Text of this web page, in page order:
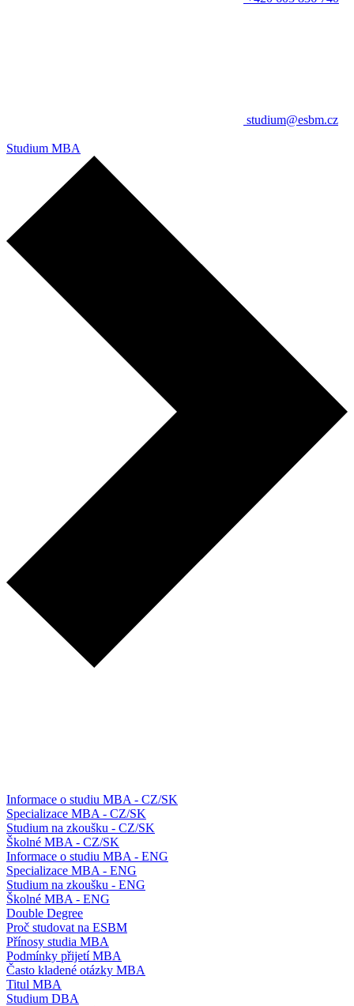
studium@esbm.cz
Studium MBA
Informace o studiu MBA - CZ/SK
Specializace MBA - CZ/SK
Studium na zkoušku - CZ/SK
Školné MBA - CZ/SK
Informace o studiu MBA - ENG
Specializace MBA - ENG
Studium na zkoušku - ENG
Školné MBA - ENG
Double Degree
Proč studovat na ESBM
Přínosy studia MBA
Podmínky přijetí MBA
Často kladené otázky MBA
Titul MBA
Studium DBA